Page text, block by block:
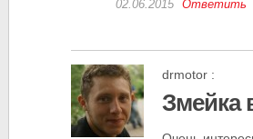
02.06.2015 Ответить
drmotor :
Змейка